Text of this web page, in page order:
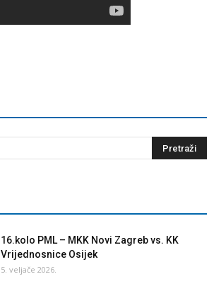
16.kolo PML – MKK Novi Zagreb vs. KK
Vrijednosnice Osijek
5. veljače 2026.